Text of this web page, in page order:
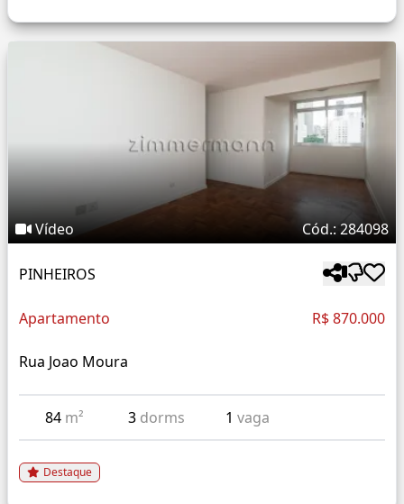
Vídeo Cód.: 284098
PINHEIROS
Apartamento R$ 870.000
Rua Joao Moura
84 m² 3 dorms 1vaga
Destaque